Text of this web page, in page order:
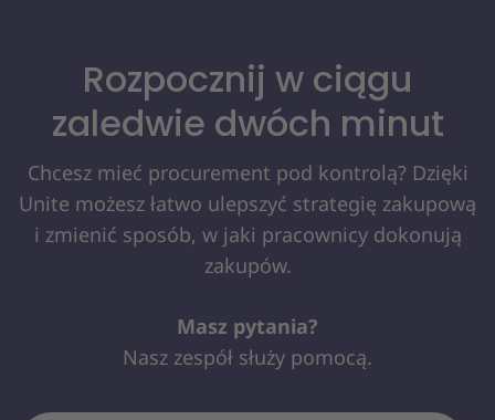
Rozpocznij w ciągu
zaledwie dwóch minut
Chcesz mieć procurement pod kontrolą? Dzięki
Unite możesz łatwo ulepszyć strategię zakupową
i zmienić sposób, w jaki pracownicy dokonują
zakupów.
Masz pytania?
Nasz zespół służy pomocą.